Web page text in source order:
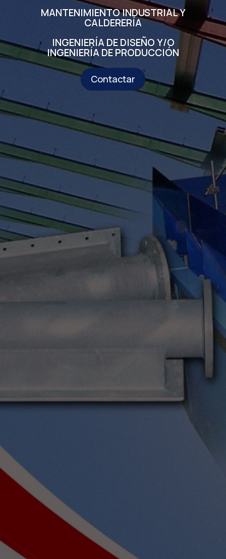
MANTENIMIENTO INDUSTRIAL Y
CALDERERÍA
INGENIERÍA DE DISEÑO Y/O
INGENIERÍA DE PRODUCCIÓN
Contactar